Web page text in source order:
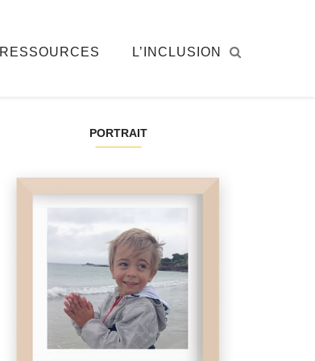
RESSOURCES L’INCLUSION
PORTRAIT